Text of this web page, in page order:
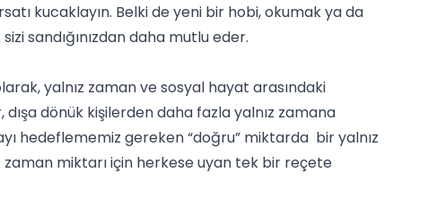
kucaklayın. Belki de yeni bir hobi, okumak ya da
sandığınızdan daha mutlu eder.
yalnız zaman ve sosyal hayat arasındaki
dönük kişilerden daha fazla yalnız zamana
hedeflememiz gereken “doğru” miktarda bir yalnız
zaman miktarı için herkese uyan tek bir reçete